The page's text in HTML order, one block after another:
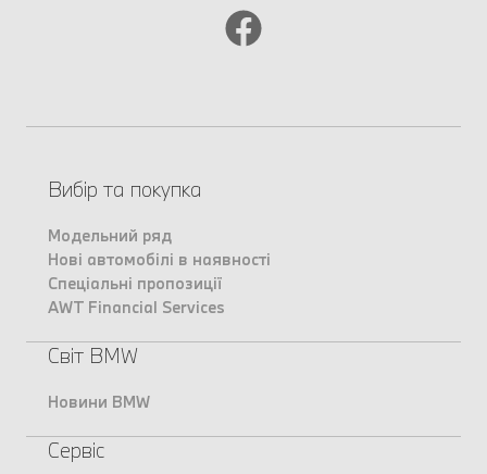
Вибір та покупка
Модельний ряд
Нові автомобілі в наявності
Спеціальні пропозиції
AWT Financial Services
Світ BMW
Новини BMW
Сервіс